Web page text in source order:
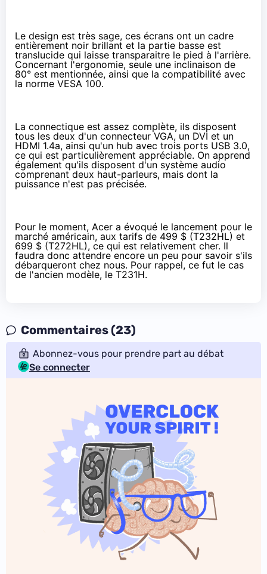
Le design est très sage, ces écrans ont un cadre
entièrement noir brillant et la partie basse est
translucide qui laisse transparaitre le pied à l'arrière.
Concernant l'ergonomie, seule une inclinaison de
80° est mentionnée, ainsi que la compatibilité avec
la norme VESA 100.
La connectique est assez complète, ils disposent
tous les deux d'un connecteur VGA, un DVI et un
HDMI 1.4a, ainsi qu'un hub avec trois ports USB 3.0,
ce qui est particulièrement appréciable. On apprend
également qu'ils disposent d'un système audio
comprenant deux haut-parleurs, mais dont la
puissance n'est pas précisée.
Pour le moment, Acer a évoqué le lancement pour le
marché américain, aux tarifs de 499 $ (T232HL) et
699 $ (T272HL), ce qui est relativement cher. Il
faudra donc attendre encore un peu pour savoir s'ils
débarqueront chez nous. Pour rappel, ce fut le cas
de l'ancien modèle, le T231H.
Commentaires (23)
Abonnez-vous pour prendre part au débat
Se connecter